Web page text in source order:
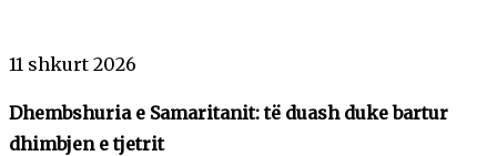
11 shkurt 2026
Dhembshuria e Samaritanit: të duash duke bartur
dhimbjen e tjetrit